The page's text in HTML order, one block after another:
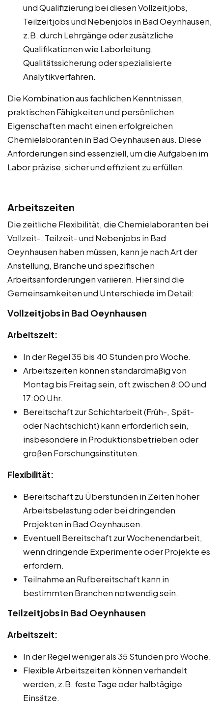
und Qualifizierung bei diesen Vollzeitjobs,
Teilzeitjobs und Nebenjobs in Bad Oeynhausen,
z.B. durch Lehrgänge oder zusätzliche
Qualifikationen wie Laborleitung,
Qualitätssicherung oder spezialisierte
Analytikverfahren.
Die Kombination aus fachlichen Kenntnissen,
praktischen Fähigkeiten und persönlichen
Eigenschaften macht einen erfolgreichen
Chemielaboranten in Bad Oeynhausen aus. Diese
Anforderungen sind essenziell, um die Aufgaben im
Labor präzise, sicher und effizient zu erfüllen.
Arbeitszeiten
Die zeitliche Flexibilität, die Chemielaboranten bei
Vollzeit-, Teilzeit- und Nebenjobs in Bad
Oeynhausen haben müssen, kann je nach Art der
Anstellung, Branche und spezifischen
Arbeitsanforderungen variieren. Hier sind die
Gemeinsamkeiten und Unterschiede im Detail:
Vollzeitjobs in Bad Oeynhausen
Arbeitszeit:
In der Regel 35 bis 40 Stunden pro Woche.
Arbeitszeiten können standardmäßig von
Montag bis Freitag sein, oft zwischen 8:00 und
17:00 Uhr.
Bereitschaft zur Schichtarbeit (Früh-, Spät-
oder Nachtschicht) kann erforderlich sein,
insbesondere in Produktionsbetrieben oder
großen Forschungsinstituten.
Flexibilität:
Bereitschaft zu Überstunden in Zeiten hoher
Arbeitsbelastung oder bei dringenden
Projekten in Bad Oeynhausen.
Eventuell Bereitschaft zur Wochenendarbeit,
wenn dringende Experimente oder Projekte es
erfordern.
Teilnahme an Rufbereitschaft kann in
bestimmten Branchen notwendig sein.
Teilzeitjobs in Bad Oeynhausen
Arbeitszeit:
In der Regel weniger als 35 Stunden pro Woche.
Flexible Arbeitszeiten können verhandelt
werden, z.B. feste Tage oder halbtägige
Einsätze.